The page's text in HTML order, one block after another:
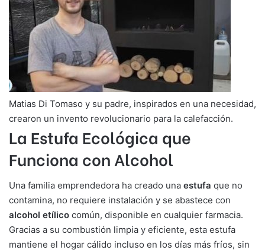
Matias Di Tomaso y su padre, inspirados en una necesidad,
crearon un invento revolucionario para la calefacción.
La Estufa Ecológica que
Funciona con Alcohol
Una familia emprendedora ha creado una estufa que no
contamina, no requiere instalación y se abastece con
alcohol etílico común, disponible en cualquier farmacia.
Gracias a su combustión limpia y eficiente, esta estufa
mantiene el hogar cálido incluso en los días más fríos, sin